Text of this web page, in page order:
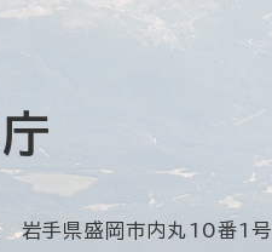
手県盛岡市内丸10番1号